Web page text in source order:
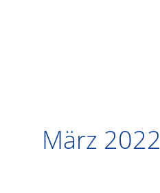
März 2022